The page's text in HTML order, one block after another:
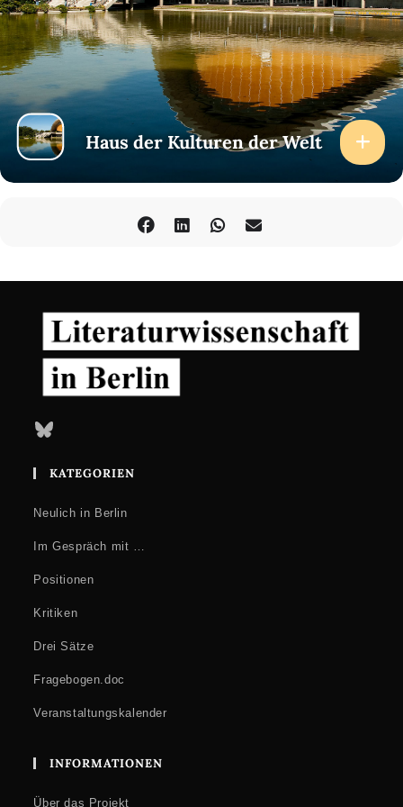
Haus der Kulturen der Welt
Bluesky
KATEGORIEN
Neulich in Berlin
Im Gespräch mit …
Positionen
Kritiken
Drei Sätze
Fragebogen.doc
Veranstaltungskalender
INFORMATIONEN
Über das Projekt